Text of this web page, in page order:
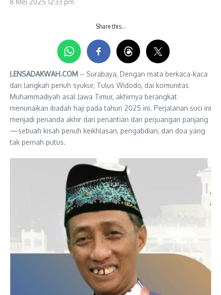
8 Mei 2025 12:33 pm
Share this…
LENSADAKWAH.COM – Surabaya, Dengan mata berkaca-kaca
dan langkah penuh syukur, Tulus Widodo, dai komunitas
Muhammadiyah asal Jawa Timur, akhirnya berangkat
menunaikan ibadah haji pada tahun 2025 ini. Perjalanan suci ini
menjadi penanda akhir dari penantian dan perjuangan panjang
—sebuah kisah penuh keikhlasan, pengabdian, dan doa yang
tak pernah putus.